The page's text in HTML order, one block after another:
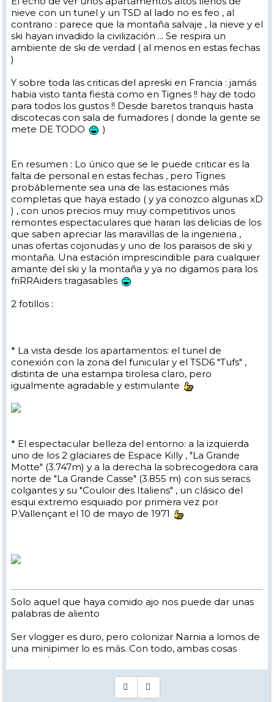
nieve con un tunel y un TSD al lado no es feo , al
contrario : parece que la montaña salvaje , la nieve y el
ski hayan invadido la civilización ... Se respira un
ambiente de ski de verdad ( al menos en estas fechas
)
Y sobre toda las criticas del apreski en Francia : jamás
habia visto tanta fiesta como en Tignes !! hay de todo
para todos los gustos !! Desde baretos tranquis hasta
discotecas con sala de fumadores ( donde la gente se
mete DE TODO
)
En resumen : Lo único que se le puede criticar es la
falta de personal en estas fechas , pero Tignes
probáblemente sea una de las estaciones más
completas que haya estado ( y ya conozco algunas xD
) , con unos precios muy muy competitivos unos
remontes espectaculares que haran las delicias de los
que saben apreciar las maravillas de la ingenieria ,
unas ofertas cojonudas y uno de los paraisos de ski y
montaña. Una estación imprescindible para cualquier
amante del ski y la montaña y ya no digamos para los
friRRAiders tragasables
2 fotillos :
* La vista desde los apartamentos: el tunel de
conexión con la zona del funicular y el TSD6 "Tufs" ,
distinta de una estampa tirolesa claro, pero
igualmente agradable y estimulante
* El espectacular belleza del entorno: a la izquierda
uno de los 2 glaciares de Espace Killy , "La Grande
Motte" (3.747m) y a la derecha la sobrecogedora cara
norte de "La Grande Casse" (3.855 m) con sus seracs
colgantes y su "Couloir des Italiens" , un clásico del
esqui extremo esquiado por primera vez por
P.Vallençant el 10 de mayo de 1971
Solo aquel que haya comido ajo nos puede dar unas
palabras de aliento
Ser vlogger es duro, pero colonizar Narnia a lomos de
una minipimer lo es más. Con todo, ambas cosas
intento hacer.
Yo hago esquí extremo : voy de extremo a extremo
Los caminos del esquí son inescrotables ...